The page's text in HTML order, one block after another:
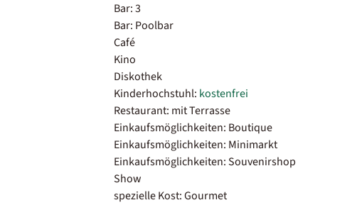
Bar: 3
Bar: Poolbar
Café
Kino
Diskothek
Kinderhochstuhl: kostenfrei
Restaurant: mit Terrasse
Einkaufsmöglichkeiten: Boutique
Einkaufsmöglichkeiten: Minimarkt
Einkaufsmöglichkeiten: Souvenirshop
Show
spezielle Kost: Gourmet